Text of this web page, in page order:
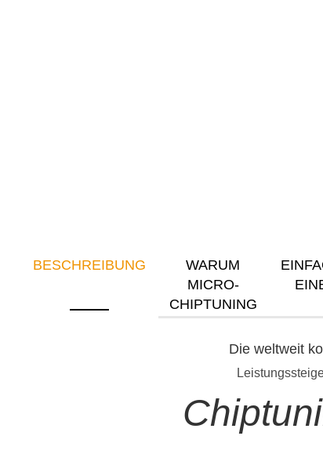
BESCHREIBUNG
WARUM
MICRO-
CHIPTUNING
Die weltweit